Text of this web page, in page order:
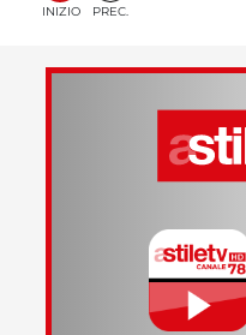
INIZIO PREC.